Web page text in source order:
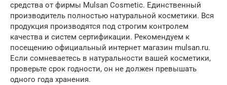
средства от фирмы Mulsan Сosmetic. Единственный
производитель полностью натуральной косметики. Вся
продукция производятся под строгим контролем
качества и систем сертификации. Рекомендуем к
посещению официальный интернет магазин mulsan.ru.
Если сомневаетесь в натуральности вашей косметики,
проверьте срок годности, он не должен превышать
одного года хранения.